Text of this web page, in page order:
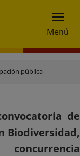
Menú
pública
de
Biodiversidad,